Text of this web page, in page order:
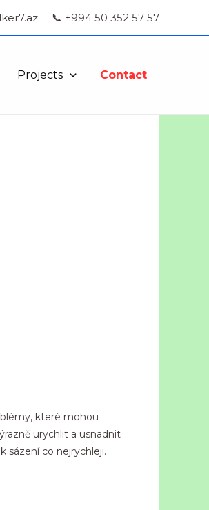
📞 +994 50 352 57 57
Projects Contact
které mohou
urychlit a usnadnit
sázení co nejrychleji.